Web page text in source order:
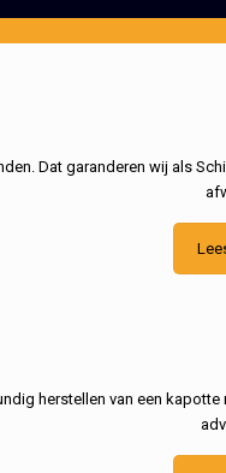
Dat garanderen wij als
herstellen van een